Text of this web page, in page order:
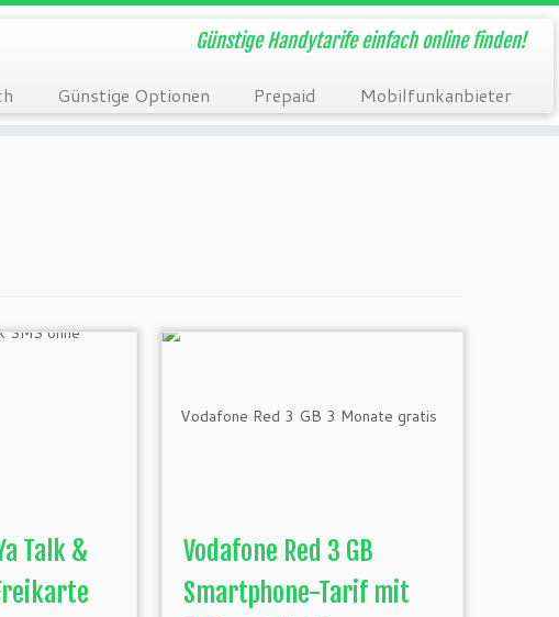
Günstige Handytarife einfach online finden!
Günstige Optionen Prepaid Mobilfunkanbieter
Talk &
Vodafone Red 3 GB
Smartphone-Tarif mit